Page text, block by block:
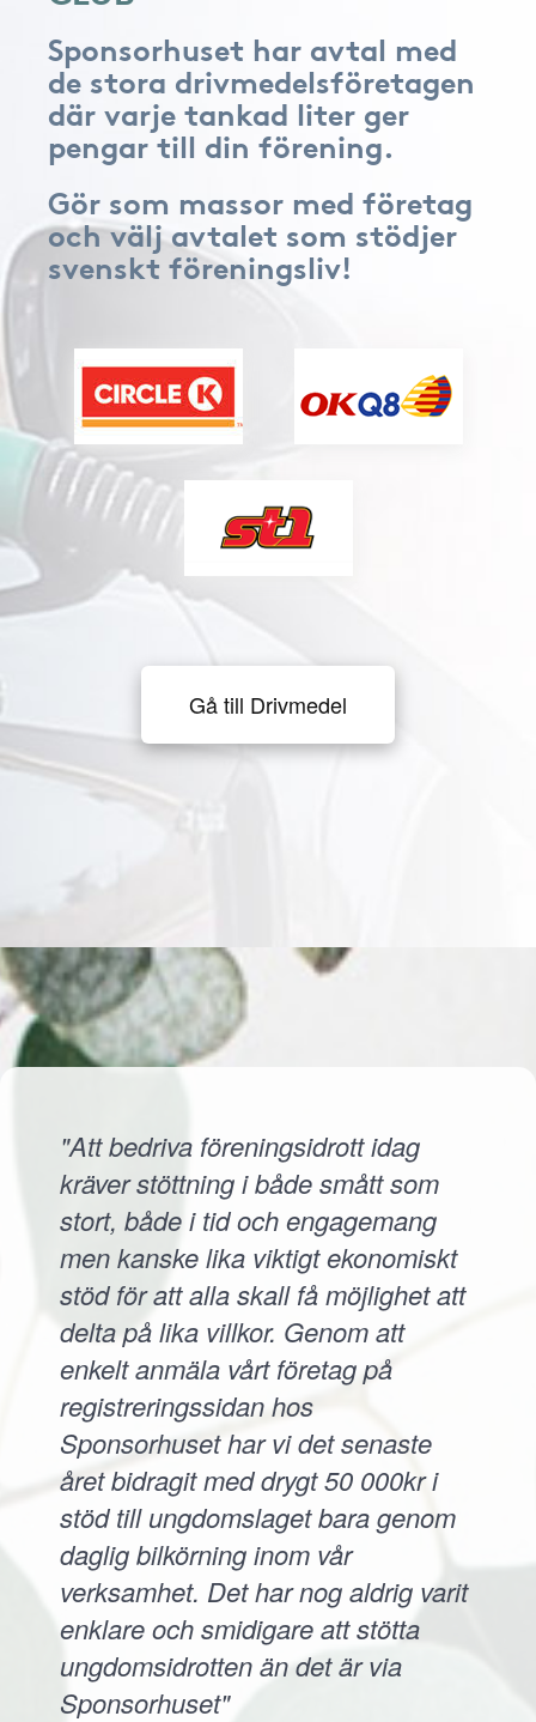
Sponsorhuset har avtal med
de stora drivmedelsföretagen
där varje tankad liter ger
pengar till din förening.
Gör som massor med företag
och välj avtalet som stödjer
svenskt föreningsliv!
Gå till Drivmedel
"Att bedriva föreningsidrott idag
kräver stöttning i både smått som
stort, både i tid och engagemang
men kanske lika viktigt ekonomiskt
stöd för att alla skall få möjlighet att
delta på lika villkor. Genom att
enkelt anmäla vårt företag på
registreringssidan hos
Sponsorhuset har vi det senaste
året bidragit med drygt 50 000kr i
stöd till ungdomslaget bara genom
daglig bilkörning inom vår
verksamhet. Det har nog aldrig varit
enklare och smidigare att stötta
ungdomsidrotten än det är via
Sponsorhuset"